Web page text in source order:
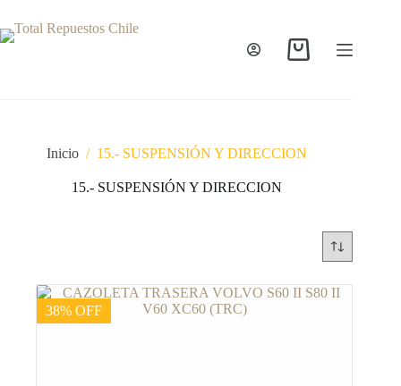
Inicio / 15.- SUSPENSIÓN Y DIRECCION
15.- SUSPENSIÓN Y DIRECCION
38% OFF